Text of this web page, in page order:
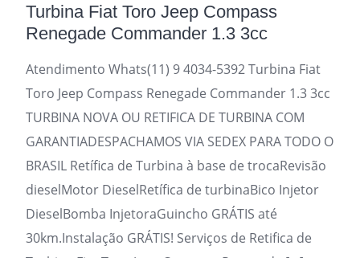
Turbina Fiat Toro Jeep Compass
Renegade Commander 1.3 3cc
Atendimento Whats(11) 9 4034-5392 Turbina Fiat
Toro Jeep Compass Renegade Commander 1.3 3cc
TURBINA NOVA OU RETIFICA DE TURBINA COM
GARANTIADESPACHAMOS VIA SEDEX PARA TODO O
BRASIL Retífica de Turbina à base de trocaRevisão
dieselMotor DieselRetífica de turbinaBico Injetor
DieselBomba InjetoraGuincho GRÁTIS até
30km.Instalação GRÁTIS! Serviços de Retifica de